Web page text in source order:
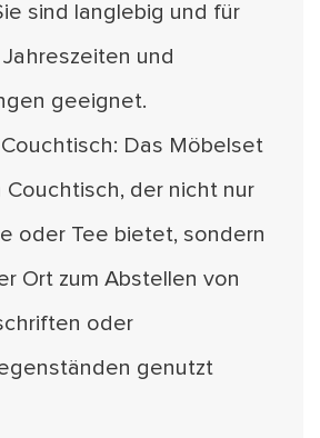
sind langlebig und für
und
geeignet.
Das Möbelset
Couchtisch, der nicht nur
oder Tee bietet, sondern
Ort zum Abstellen von
oder
genutzt